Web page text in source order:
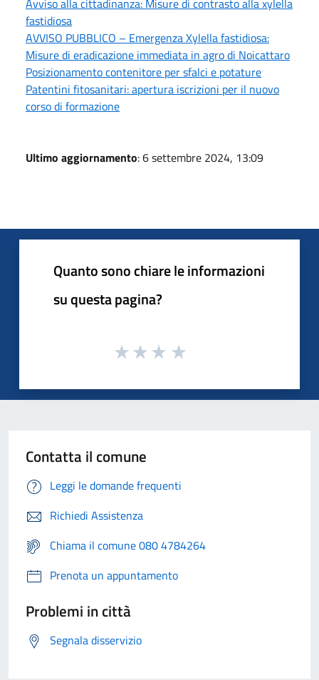
Avviso alla cittadinanza: Misure di contrasto alla xylella
fastidiosa
AVVISO PUBBLICO – Emergenza Xylella fastidiosa:
Misure di eradicazione immediata in agro di Noicattaro
Posizionamento contenitore per sfalci e potature
Patentini fitosanitari: apertura iscrizioni per il nuovo
corso di formazione
Ultimo aggiornamento: 6 settembre 2024, 13:09
Quanto sono chiare le informazioni
su questa pagina?
Contatta il comune
Leggi le domande frequenti
Richiedi Assistenza
Chiama il comune 080 4784264
Prenota un appuntamento
Problemi in città
Segnala disservizio